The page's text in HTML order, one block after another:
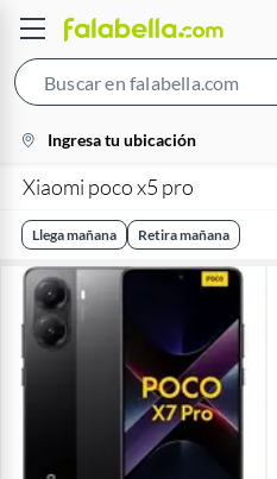
location-
icon
Ingresa tu ubicación
Xiaomi poco x5 pro
Llega mañana Retira mañana